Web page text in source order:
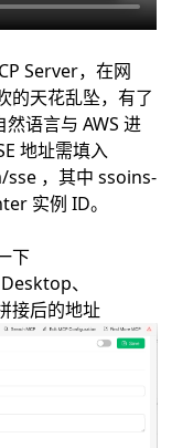
Server，在网
的天花乱坠，有了
语言与 AWS 进
地址需填入
sse ，其中 ssoins-
实例 ID。
下
、
接后的地址